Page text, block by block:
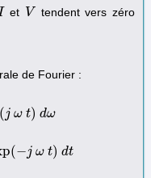
et V
V
tendent vers zéro
de Fourier :
(j ω t) dω
(−j ω t) dt